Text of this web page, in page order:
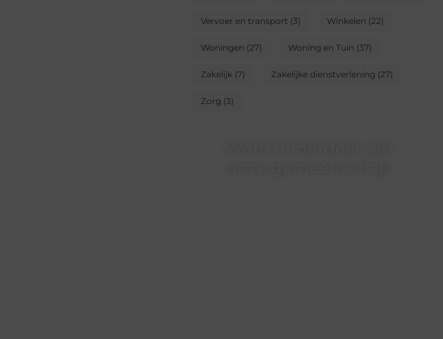
Vervoer en transport (3) Winkelen (22)
Woningen (27) Woning en Tuin (37)
Zakelijk (7) Zakelijke dienstverlening (27)
Zorg (3)